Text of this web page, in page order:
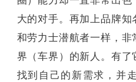
大的对手。再加上品牌
和劳力士潜航者一样，
界（车界）的新人。有
找到自己的新需求，并